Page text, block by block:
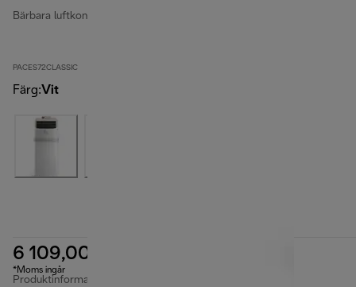
Bärbara luftkonditioneringsapparater
PACES72CLASSIC
Färg:Vit
6 109,00 kr
*Moms ingår
Produktinformation